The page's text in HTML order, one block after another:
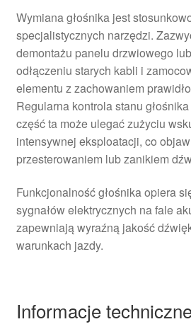
Wymiana głośnika jest
specjalistycznych narzędzi.
demontażu panelu drzwiowego
odłączeniu starych kabli i
elementu z zachowaniem
Regularna kontrola stanu
część ta może ulegać zużyciu
intensywnej eksploatacji, co
przesterowaniem lub zanikiem
Funkcjonalność głośnika opiera
sygnałów elektrycznych na fale
zapewniają wyraźną jakość
warunkach jazdy.
Informacje